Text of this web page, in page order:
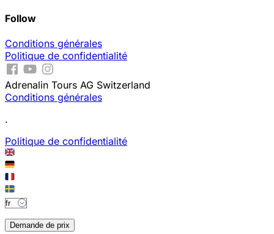
Follow
Conditions générales
Politique de confidentialité
Adrenalin Tours AG Switzerland
Conditions générales
.
Politique de confidentialité
Demande de prix